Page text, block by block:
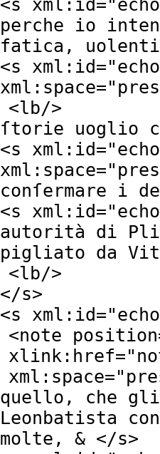
<s xml:id="
perche io
fatica,
<s xml:id="
xml:space="
<lb/>
ſtorie uoglio
<s xml:id="
xml:space="
conſermare
<s xml:id="
autorità di
pigliato da
<lb/>
</s>
<s xml:id="
<note position
xlink:href="
xml:space="
quello, che
Leonbatista
molte, & </s>